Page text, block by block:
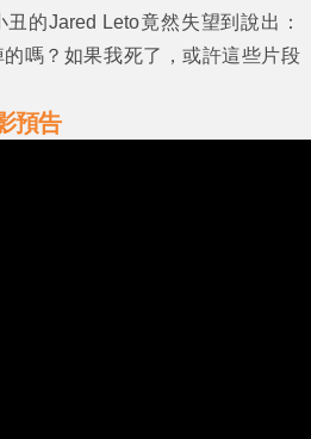
丑 的Jared Leto竟然失望到說出：
的嗎？如果我死了，或許這些片段
預告